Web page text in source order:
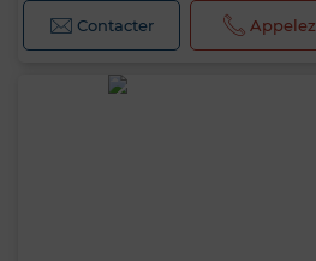
Contacter Appelez